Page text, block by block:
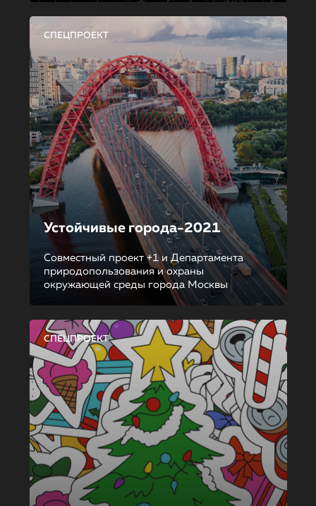
СПЕЦПРОЕКТ
Устойчивые города-2021
Совместный проект +1 и Департамента
природопользования и охраны
окружающей среды города Москвы
СПЕЦПРОЕКТ